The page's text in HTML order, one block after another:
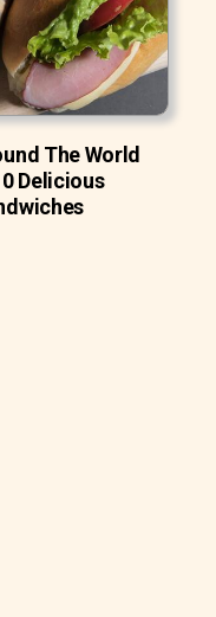
The World
Delicious